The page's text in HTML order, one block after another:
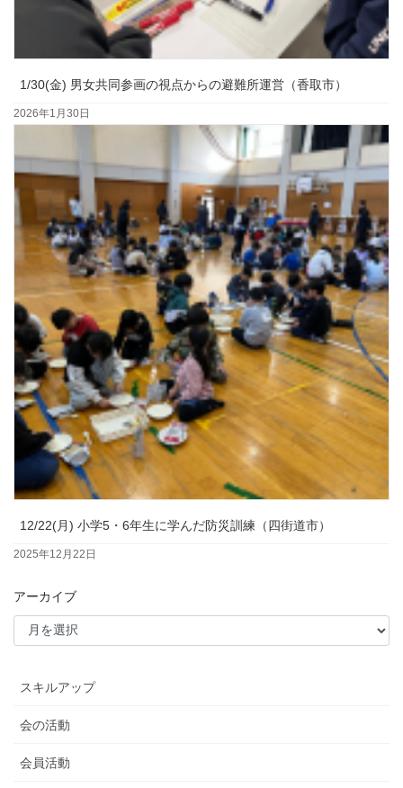
1/30(金) 男女共同参画の視点からの避難所運営（香取市）
2026年1月30日
12/22(月) 小学5・6年生に学んだ防災訓練（四街道市）
2025年12月22日
アーカイブ
スキルアップ
会の活動
会員活動